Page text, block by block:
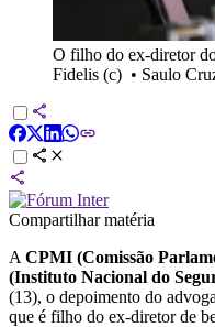
O filho do ex-diretor
Fidelis (c) • Saulo
Compartilhar matéria
A CPMI (Comissão
(Instituto Nacional do
(13), o depoimento do
que é filho do ex-diretor de